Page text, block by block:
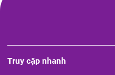
Truy cập nhanh